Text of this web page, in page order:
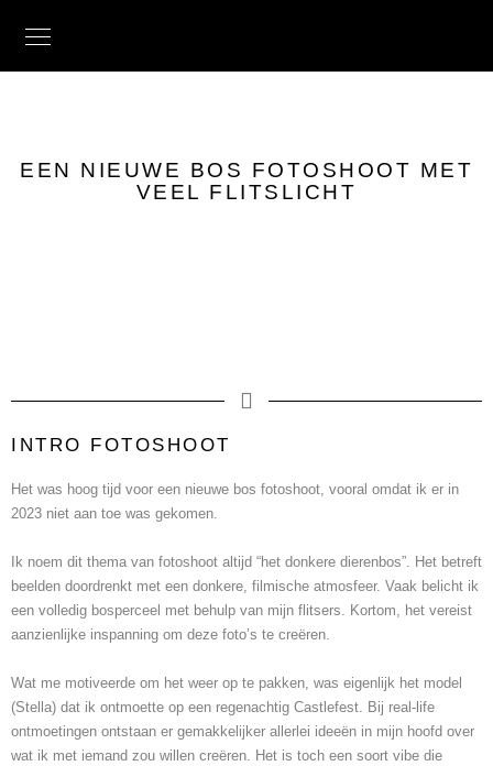
EEN NIEUWE BOS FOTOSHOOT MET
VEEL FLITSLICHT
INTRO FOTOSHOOT
Het was hoog tijd voor een nieuwe bos fotoshoot, vooral omdat ik er in
2023 niet aan toe was gekomen.
Ik noem dit thema van fotoshoot altijd “het donkere dierenbos”. Het betreft
beelden doordrenkt met een donkere, filmische atmosfeer. Vaak belicht ik
een volledig bosperceel met behulp van mijn flitsers. Kortom, het vereist
aanzienlijke inspanning om deze foto’s te creëren.
Wat me motiveerde om het weer op te pakken, was eigenlijk het model
(Stella) dat ik ontmoette op een regenachtig Castlefest. Bij real-life
ontmoetingen ontstaan er gemakkelijker allerlei ideeën in mijn hoofd over
wat ik met iemand zou willen creëren. Het is toch een soort vibe die